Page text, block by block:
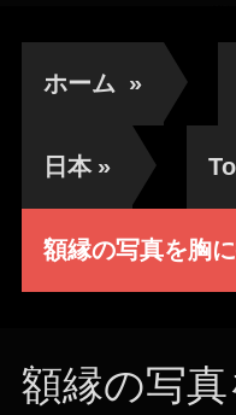
ホーム »
日本 »
額縁の写真を胸
額縁の写